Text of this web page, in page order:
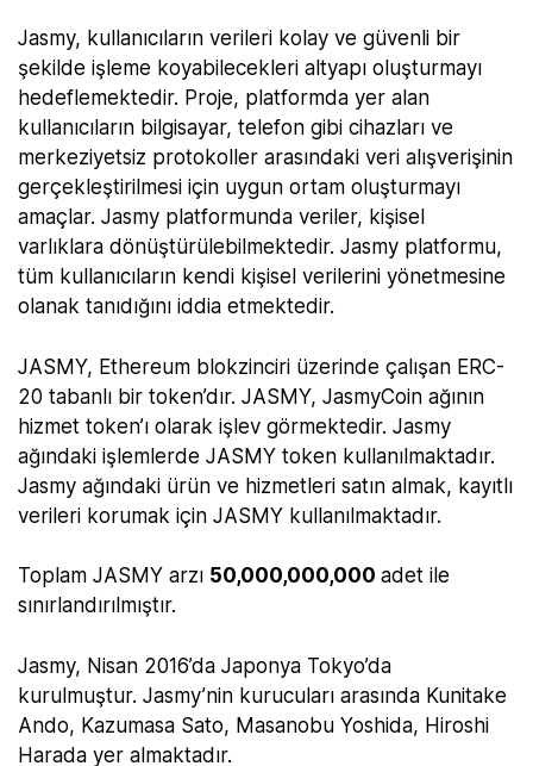
Jasmy, kullanıcıların verileri kolay ve güvenli bir
şekilde işleme koyabilecekleri altyapı oluşturmayı
hedeflemektedir. Proje, platformda yer alan
kullanıcıların bilgisayar, telefon gibi cihazları ve
merkeziyetsiz protokoller arasındaki veri alışverişinin
gerçekleştirilmesi için uygun ortam oluşturmayı
amaçlar. Jasmy platformunda veriler, kişisel
varlıklara dönüştürülebilmektedir. Jasmy platformu,
tüm kullanıcıların kendi kişisel verilerini yönetmesine
olanak tanıdığını iddia etmektedir.
JASMY, Ethereum blokzinciri üzerinde çalışan ERC-
20 tabanlı bir token’dır. JASMY, JasmyCoin ağının
hizmet token’ı olarak işlev görmektedir. Jasmy
ağındaki işlemlerde JASMY token kullanılmaktadır.
Jasmy ağındaki ürün ve hizmetleri satın almak, kayıtlı
verileri korumak için JASMY kullanılmaktadır.
Toplam JASMY arzı 50,000,000,000 adet ile
sınırlandırılmıştır.
Jasmy, Nisan 2016’da Japonya Tokyo’da
kurulmuştur. Jasmy’nin kurucuları arasında Kunitake
Ando, Kazumasa Sato, Masanobu Yoshida, Hiroshi
Harada yer almaktadır.